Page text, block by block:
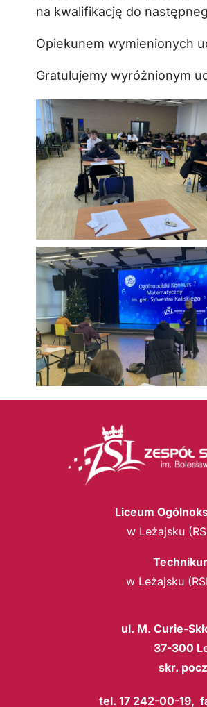
na kwalifikację do
Opiekunem wymienionych
Gratulujemy wyróżnionym
Liceum
w Leżajsku
w Leżajsku
ul. M. Curie-
37-300
skr.
tel. 17 242-00-19,